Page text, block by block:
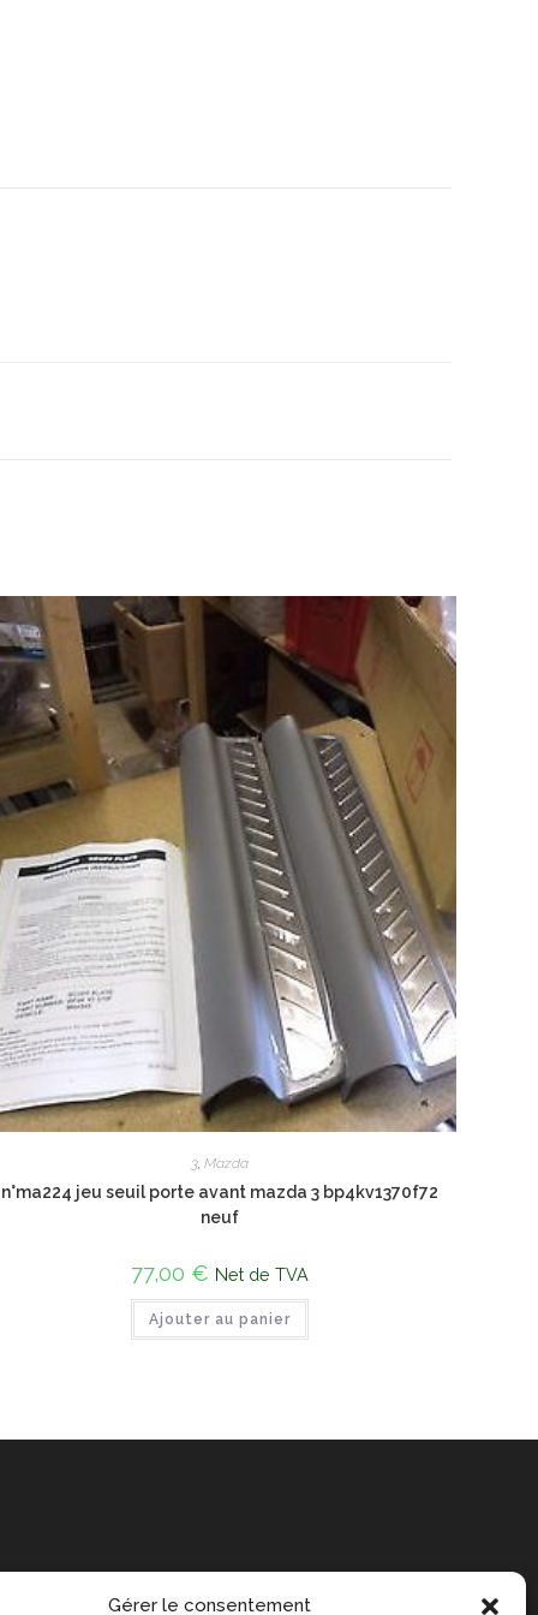
Gérer le consentement
3, Mazda
n°ma224 jeu seuil porte avant mazda 3 bp4kv1370f72
neuf
77,00 € Net de TVA
Ajouter au panier